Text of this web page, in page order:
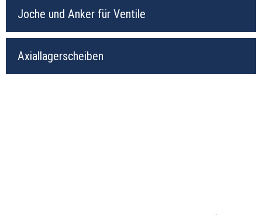
Joche und Anker für Ventile
Axiallagerscheiben